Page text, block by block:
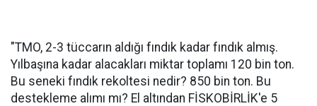
"TMO, 2-3 tüccarın aldığı fındık kadar fındık almış.
Yılbaşına kadar alacakları miktar toplamı 120 bin ton.
Bu seneki fındık rekoltesi nedir? 850 bin ton. Bu
destekleme alımı mı? El altından FİSKOBİRLİK'e 5